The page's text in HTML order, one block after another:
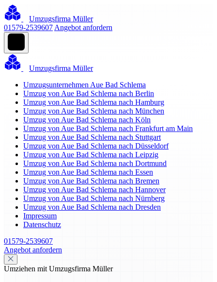
Umzugsfirma Müller
01579-2539607 Angebot anfordern
Umzugsfirma Müller
Umzugsunternehmen Aue Bad Schlema
Umzug von Aue Bad Schlema nach Berlin
Umzug von Aue Bad Schlema nach Hamburg
Umzug von Aue Bad Schlema nach München
Umzug von Aue Bad Schlema nach Köln
Umzug von Aue Bad Schlema nach Frankfurt am Main
Umzug von Aue Bad Schlema nach Stuttgart
Umzug von Aue Bad Schlema nach Düsseldorf
Umzug von Aue Bad Schlema nach Leipzig
Umzug von Aue Bad Schlema nach Dortmund
Umzug von Aue Bad Schlema nach Essen
Umzug von Aue Bad Schlema nach Bremen
Umzug von Aue Bad Schlema nach Hannover
Umzug von Aue Bad Schlema nach Nürnberg
Umzug von Aue Bad Schlema nach Dresden
Impressum
Datenschutz
01579-2539607
Angebot anfordern
Umziehen mit Umzugsfirma Müller